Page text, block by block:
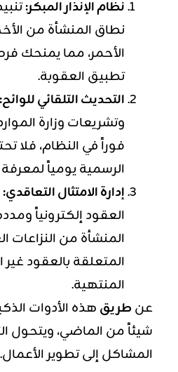
نظام الإنذار المبكر:
نطاق المنشأة من
الأحمر، مما يمنحك
تطبيق العقوبة.
التحديث التلقائي للوائح:
وتشريعات وزارة
فوراً في النظام، فلا
الرسمية يومياً لمعرفة
إدارة الامتثال التعاقدي:
العقود إلكترونياً
المنشأة من النزاعات
المتعلقة بالعقود غير
المنتهية.
عنطريقهذه الأدوات
شيئاً من الماضي، ويتحول
المشاكل إلى تطوير الأعمال.